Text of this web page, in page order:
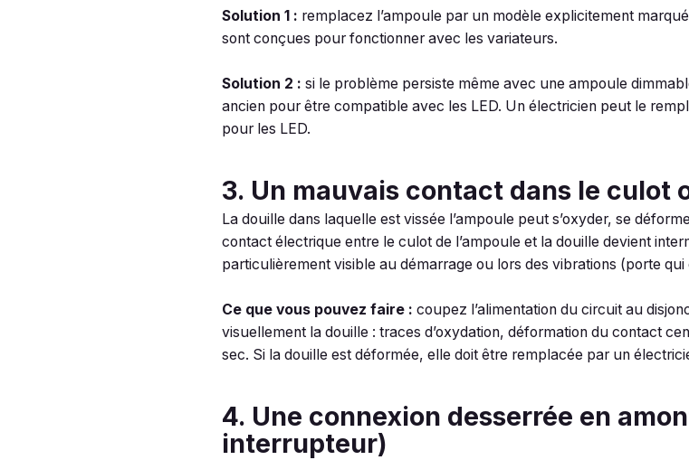
Solution 1 : remplacez l’ampoule par un modèle explicitement
sont conçues pour fonctionner avec les variateurs.
Solution 2 : si le problème persiste même avec une ampoule
ancien pour être compatible avec les LED. Un électricien peut le
pour les LED.
3. Un mauvais contact dans le culot
La douille dans laquelle est vissée l’ampoule peut s’oxyder, se
contact électrique entre le culot de l’ampoule et la douille devient
particulièrement visible au démarrage ou lors des vibrations (porte
Ce que vous pouvez faire : coupez l’alimentation du circuit au
visuellement la douille : traces d’oxydation, déformation du contact
sec. Si la douille est déformée, elle doit être remplacée par un
4. Une connexion desserrée en
interrupteur)